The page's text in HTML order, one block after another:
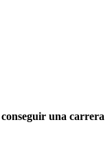
una carrera